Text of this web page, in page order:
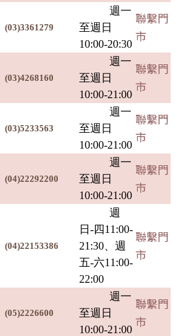
(03)3361279
週一
至週日
10:00-20:30
聯繫門
市
(03)4268160
週一
至週日
10:00-21:00
聯繫門
市
(03)5233563
週一
至週日
10:00-21:00
聯繫門
市
(04)22292200
週一
至週日
10:00-21:00
聯繫門
市
(04)22153386
週
日-四11:00-
21:30、週
五-六11:00-
22:00
聯繫門
市
(05)2226600
週一
至週日
10:00-21:00
聯繫門
市